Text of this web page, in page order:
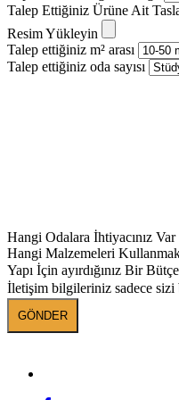
Talep Ettiğiniz Ürüne Ait
Resim Yükleyin
Talep ettiğiniz m² arası
Talep ettiğiniz oda sayısı
Hangi Odalara İhtiyacınız Var
Hangi Malzemeleri
Yapı İçin ayırdığınız Bir
İletişim bilgileriniz sadece sizi